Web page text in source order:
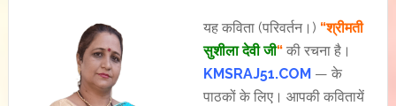
यह कविता (परिवर्तन।) “श्रीमती
सुशीला देवी जी“की रचना है।
KMSRAJ51.COM— के
पाठकों के लिए। आपकी कवितायें